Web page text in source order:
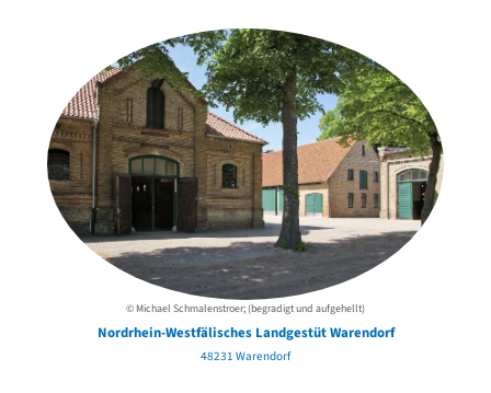
© Michael Schmalenstroer; (begradigt und aufgehellt)
Nordrhein-Westfälisches Landgestüt Warendorf
48231 Warendorf